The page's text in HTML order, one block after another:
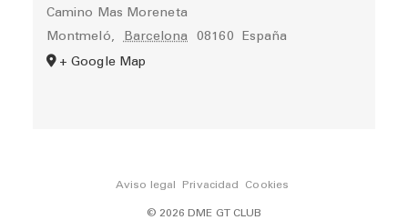
Camino Mas Moreneta
Montmeló, Barcelona 08160
España
+ Google Map
Aviso legal Privacidad Cookies
© 2026 DME GT CLUB